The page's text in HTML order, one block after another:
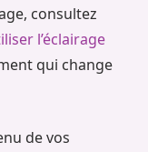
consultez
l’éclairage
qui change
de vos